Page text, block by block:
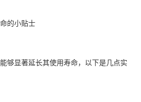
的小贴士
够显著延长其使用寿命，以下是几点实